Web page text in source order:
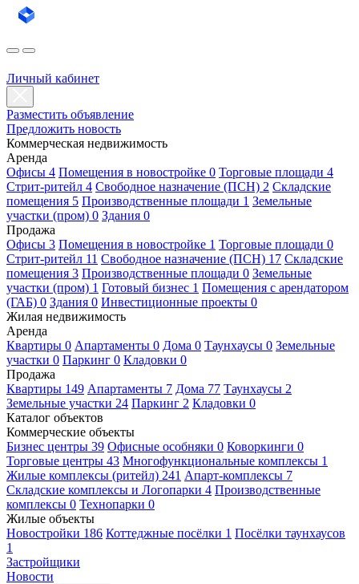
Личный кабинет
Разместить объявление
Предложить новость
Коммерческая недвижимость
Аренда
Офисы 4 Помещения в новостройке 0 Торговые площади 4
Стрит-ритейл 4 Свободное назначение (ПСН) 2 Складские
помещения 5 Производственные площади 1 Земельные
участки (пром) 0 Здания 0
Продажа
Офисы 3 Помещения в новостройке 1 Торговые площади 0
Стрит-ритейл 11 Свободное назначение (ПСН) 17 Складские
помещения 3 Производственные площади 0 Земельные
участки (пром) 1 Готовый бизнес 1 Помещения с арендатором
(ГАБ) 0 Здания 0 Инвестиционные проекты 0
Жилая недвижимость
Аренда
Квартиры 0 Апартаменты 0 Дома 0 Таунхаусы 0 Земельные
участки 0 Паркинг 0 Кладовки 0
Продажа
Квартиры 149 Апартаменты 7 Дома 77 Таунхаусы 2
Земельные участки 24 Паркинг 2 Кладовки 0
Каталог объектов
Коммерческие объекты
Бизнес центры 39 Офисные особняки 0 Коворкинги 0
Торговые центры 43 Многофункциональные комплексы 1
Жилые комплексы (ритейл) 241 Апарт-комплексы 7
Складские комплексы и Логопарки 4 Производственные
комплексы 0 Технопарки 0
Жилые объекты
Новостройки 186 Коттеджные посёлки 1 Посёлки таунхаусов
1
Застройщики
Новости